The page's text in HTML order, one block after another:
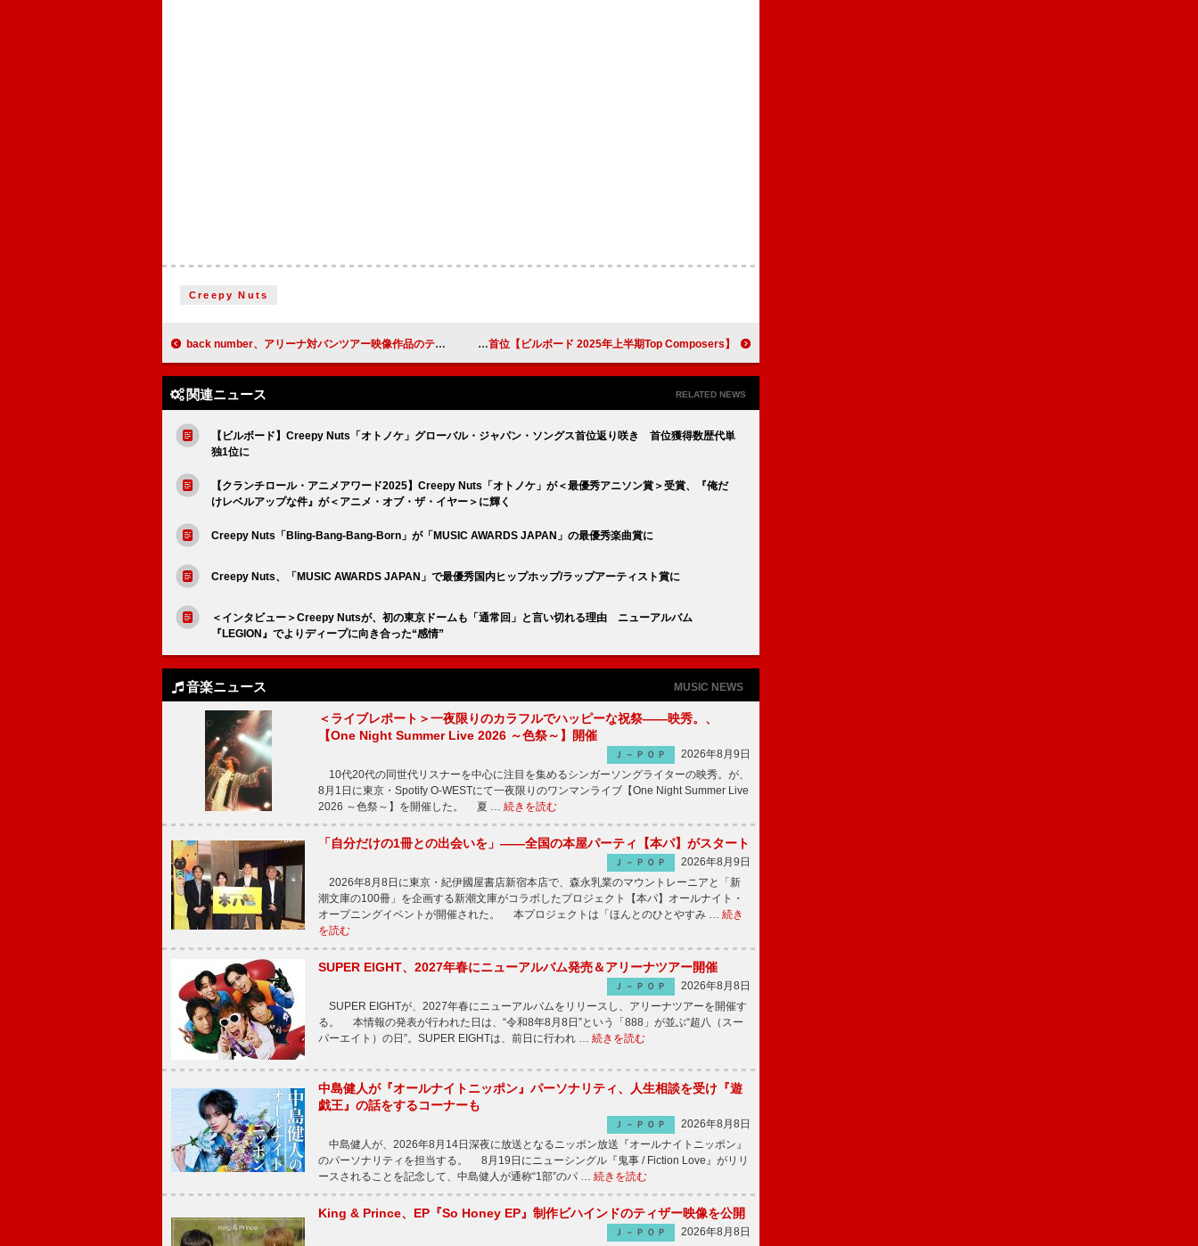
Creepy Nuts
back number、アリーナ対バンツアー映像作品のティザー／ライブ映像など続々公開 【ビルボード 2025年上半期Top Composers】大森元貴が2024年年間に続き5指標を制し首位
関連ニュース RELATED NEWS
【ビルボード】Creepy Nuts「オトノケ」グローバル・ジャパン・ソングス首位返り咲き 首位獲得数歴代単
独1位に
【クランチロール・アニメアワード2025】Creepy Nuts「オトノケ」が＜最優秀アニソン賞＞受賞、『俺だ
けレベルアップな件』が＜アニメ・オブ・ザ・イヤー＞に輝く
Creepy Nuts「Bling-Bang-Bang-Born」が「MUSIC AWARDS JAPAN」の最優秀楽曲賞に
Creepy Nuts、「MUSIC AWARDS JAPAN」で最優秀国内ヒップホップ/ラップアーティスト賞に
＜インタビュー＞Creepy Nutsが、初の東京ドームも「通常回」と言い切れる理由 ニューアルバム
『LEGION』でよりディープに向き合った“感情”
音楽ニュース MUSIC NEWS
＜ライブレポート＞一夜限りのカラフルでハッピーな祝祭――映秀。、
【One Night Summer Live 2026 ～色祭～】開催
Ｊ－ＰＯＰ
2026年8月9日
10代20代の同世代リスナーを中心に注目を集めるシンガーソングライターの映秀。が、
8月1日に東京・Spotify O-WESTにて一夜限りのワンマンライブ【One Night Summer Live
2026 ～色祭～】を開催した。 夏 … 続きを読む
「自分だけの1冊との出会いを」――全国の本屋パーティ【本パ】がスタート
Ｊ－ＰＯＰ
2026年8月9日
2026年8月8日に東京・紀伊國屋書店新宿本店で、森永乳業のマウントレーニアと「新
潮文庫の100冊」を企画する新潮文庫がコラボしたプロジェクト【本パ】オールナイト・
オープニングイベントが開催された。 本プロジェクトは「ほんとのひとやすみ … 続き
を読む
SUPER EIGHT、2027年春にニューアルバム発売＆アリーナツアー開催
Ｊ－ＰＯＰ
2026年8月8日
SUPER EIGHTが、2027年春にニューアルバムをリリースし、アリーナツアーを開催す
る。 本情報の発表が行われた日は、“令和8年8月8日”という「888」が並ぶ“超八（スー
パーエイト）の日”。SUPER EIGHTは、前日に行われ … 続きを読む
中島健人が『オールナイトニッポン』パーソナリティ、人生相談を受け『遊
戯王』の話をするコーナーも
Ｊ－ＰＯＰ
2026年8月8日
中島健人が、2026年8月14日深夜に放送となるニッポン放送『オールナイトニッポン』
のパーソナリティを担当する。 8月19日にニューシングル『鬼事 / Fiction Love』がリリ
ースされることを記念して、中島健人が通称“1部”のパ … 続きを読む
King & Prince、EP『So Honey EP』制作ビハインドのティザー映像を公開
Ｊ－ＰＯＰ 2026年8月8日